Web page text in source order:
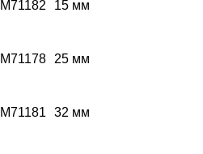
M71182 15 мм
M71178 25 мм
M71181 32 мм